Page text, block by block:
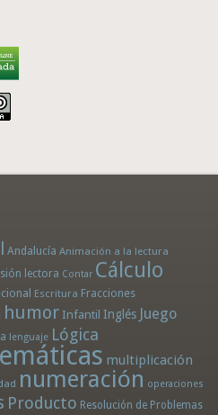
Andalucía Animación a la lectura
lectora Contar Cálculo
Escritura Fracciones
humor Infantil Inglés Juego
lenguaje Lógica
multiplicación
numeración operaciones
Producto Resolución de Problemas